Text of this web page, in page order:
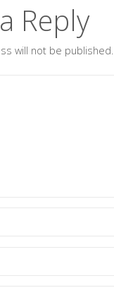
Reply
will not be published.